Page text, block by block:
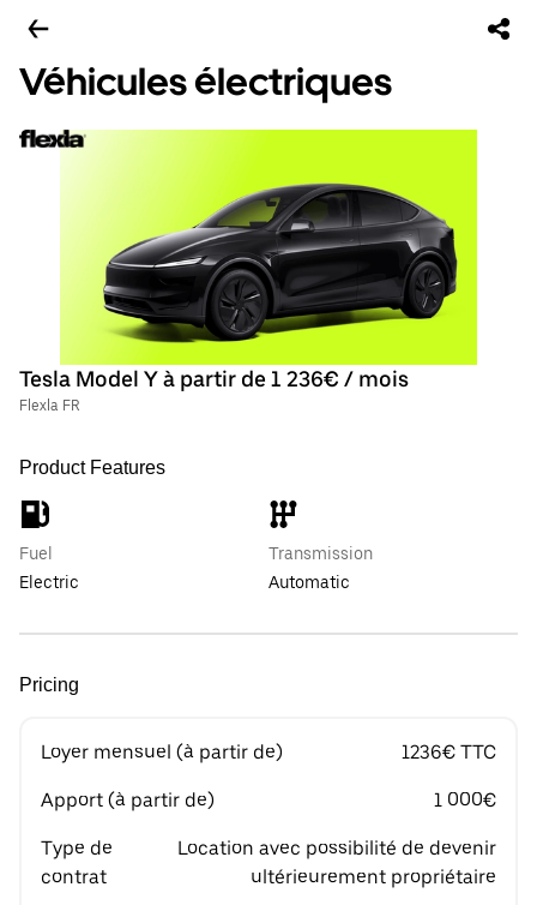
Véhicules électriques
Tesla Model Y à partir de 1 236€ / mois
Flexla FR
Product Features
Fuel
Electric
Transmission
Automatic
Pricing
Loyer mensuel (à partir de) 1236€ TTC
Apport (à partir de) 1 000€
Type de
contrat
Location avec possibilité de devenir
ultérieurement propriétaire